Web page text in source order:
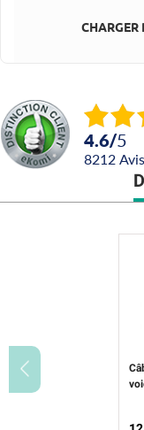
CHARGER
4.6/5
8212 avis